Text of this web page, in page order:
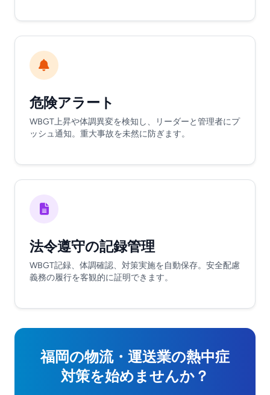
危険アラート
WBGT上昇や体調異変を検知し、リーダーと管理者にプ
ッシュ通知。重大事故を未然に防ぎます。
法令遵守の記録管理
WBGT記録、体調確認、対策実施を自動保存。安全配慮
義務の履行を客観的に証明できます。
福岡の物流・運送業の熱中症
対策を始めませんか？